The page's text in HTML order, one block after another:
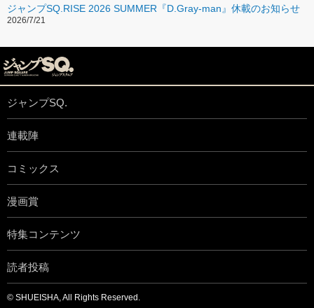
ジャンプSQ.RISE 2026 SUMMER『D.Gray-man』休載のお知らせ
2026/7/21
ジャンプSQ.
連載陣
コミックス
漫画賞
特集コンテンツ
読者投稿
© SHUEISHA, All Rights Reserved.